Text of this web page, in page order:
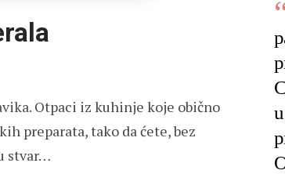
Otpaci iz kuhinje koje obično
preparata, tako da ćete, bez
stvar…